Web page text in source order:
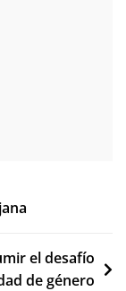
el desafío
de género